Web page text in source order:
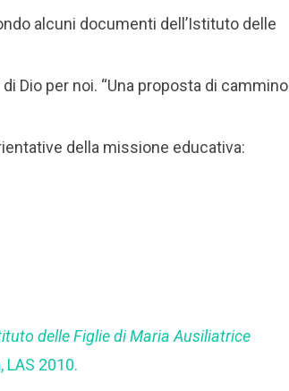
alcuni documenti dell’Istituto delle
Dio per noi. “Una proposta di cammino
della missione educativa:
delle Figlie di Maria Ausiliatrice
LAS 2010.